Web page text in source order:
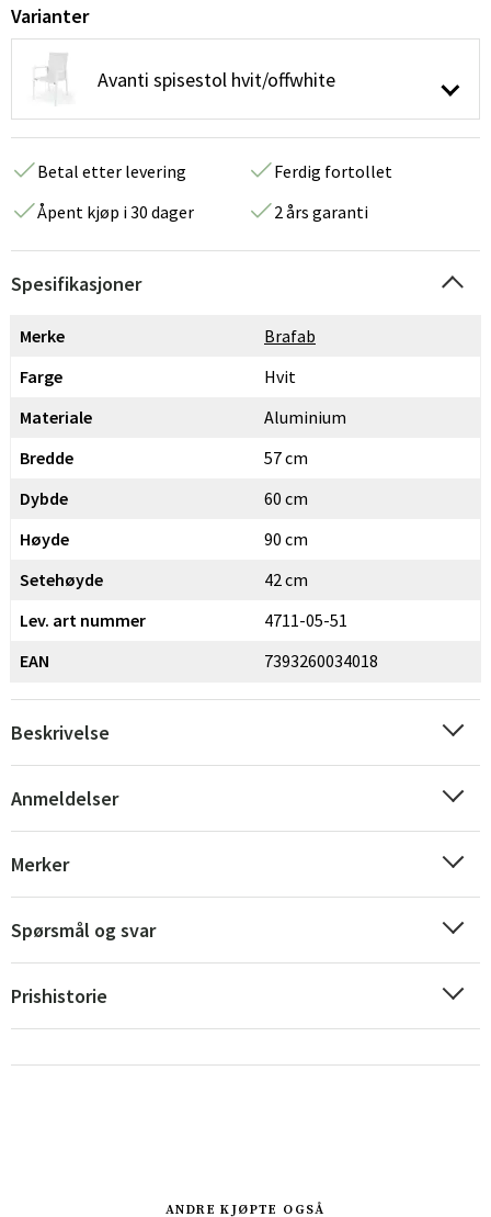
Norge
Varianter
Avanti spisestol hvit/offwhite
Betal etter levering
Ferdig fortollet
Åpent kjøp i 30 dager
2 års garanti
Spesifikasjoner
Merke
Brafab
Farge
Hvit
Materiale
Aluminium
Bredde
57 cm
Dybde
60 cm
Høyde
90 cm
Setehøyde
42 cm
Lev. art nummer
4711-05-51
EAN
7393260034018
Beskrivelse
Anmeldelser
Merker
Spørsmål og svar
Prishistorie
ANDRE KJØPTE OGSÅ